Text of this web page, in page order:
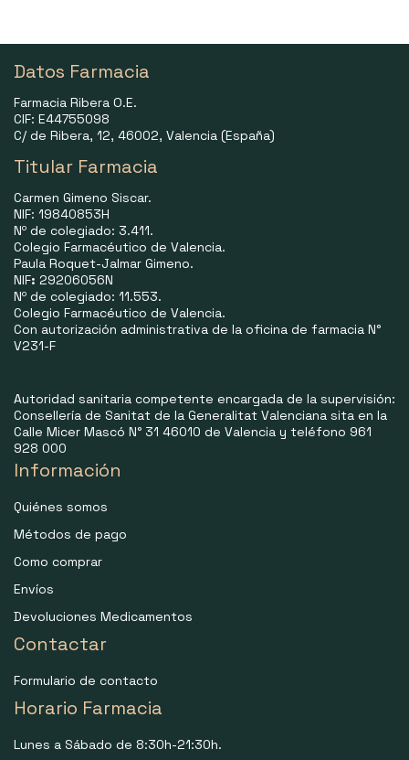
Datos Farmacia
Farmacia Ribera O.E.
CIF: E44755098
C/ de Ribera, 12, 46002, Valencia (España)
Titular Farmacia
Carmen Gimeno Siscar.
NIF: 19840853H
Nº de colegiado: 3.411.
Colegio Farmacéutico de Valencia.
Paula Roquet-Jalmar Gimeno.
NIF: 29206056N
Nº de colegiado: 11.553.
Colegio Farmacéutico de Valencia.
Con autorización administrativa de la oficina de farmacia N°
V231-F
Autoridad sanitaria competente encargada de la supervisión:
Consellería de Sanitat de la Generalitat Valenciana sita en la
Calle Micer Mascó N° 31 46010 de Valencia y teléfono 961
928 000
Información
Quiénes somos
Métodos de pago
Como comprar
Envíos
Devoluciones Medicamentos
Contactar
Formulario de contacto
Horario Farmacia
Lunes a Sábado de 8:30h-21:30h.